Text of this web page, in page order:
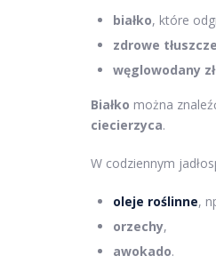
białko, które
zdrowe tłuszcze
węglowodany
Białko można
ciecierzyca.
W codziennym
oleje roślinne,
orzechy,
awokado.